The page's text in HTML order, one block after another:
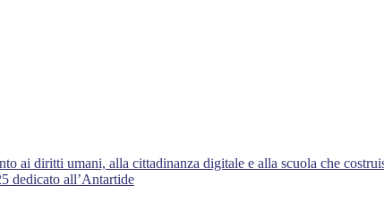
ai diritti umani, alla cittadinanza digitale e alla scuola che
dedicato all’Antartide